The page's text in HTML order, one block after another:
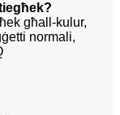
għall-kulur,
normali,